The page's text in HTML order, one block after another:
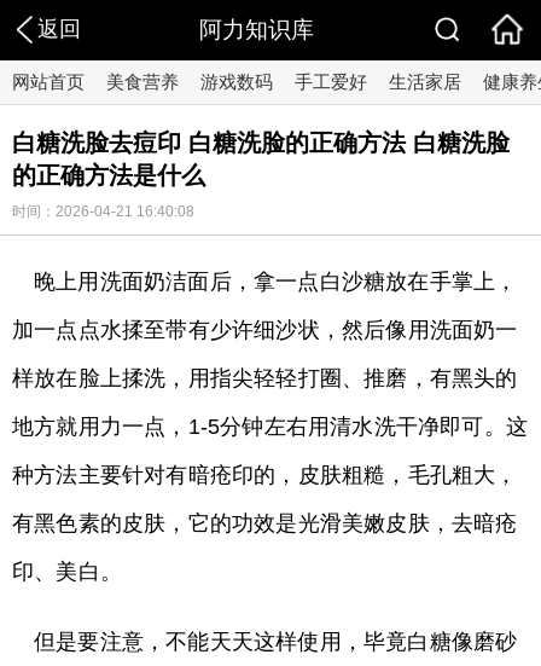
返回 阿力知识库
网站首页 美食营养 游戏数码 手工爱好 生活家居 健康养
白糖洗脸去痘印 白糖洗脸的正确方法 白糖洗脸
的正确方法是什么
时间：2026-04-21 16:40:08
晚上用洗面奶洁面后，拿一点白沙糖放在手掌上，
加一点点水揉至带有少许细沙状，然后像用洗面奶一
样放在脸上揉洗，用指尖轻轻打圈、推磨，有黑头的
地方就用力一点，1-5分钟左右用清水洗干净即可。这
种方法主要针对有暗疮印的，皮肤粗糙，毛孔粗大，
有黑色素的皮肤，它的功效是光滑美嫩皮肤，去暗疮
印、美白。
但是要注意，不能天天这样使用，毕竟白糖像磨砂